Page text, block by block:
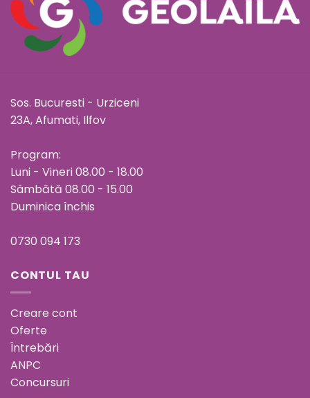
Sos. Bucuresti - Urziceni
23A, Afumati, Ilfov
Program:
Luni - Vineri 08.00 - 18.00
Sâmbătă 08.00 - 15.00
Duminica închis
0730 094 173
CONTUL TAU
Creare cont
Oferte
Întrebări
ANPC
Concursuri